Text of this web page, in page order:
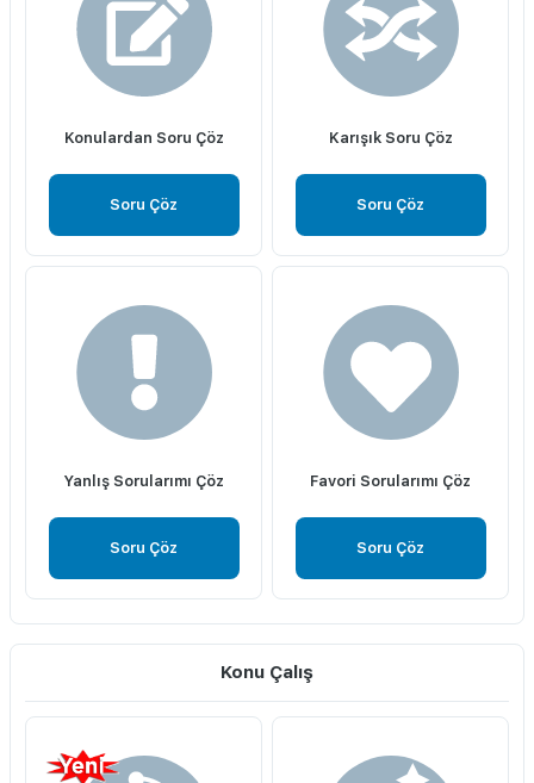
Konulardan Soru Çöz
Soru Çöz
Karışık Soru Çöz
Soru Çöz
Yanlış Sorularımı Çöz
Soru Çöz
Favori Sorularımı Çöz
Soru Çöz
Konu Çalış